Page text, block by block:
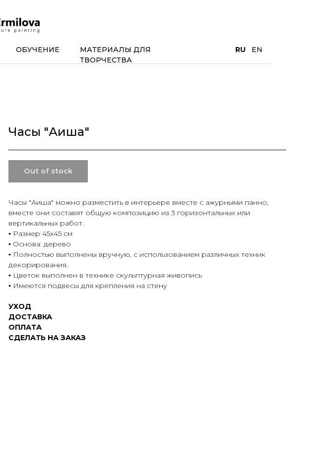
RU EN
ОБУЧЕНИЕ
МАТЕРИАЛЫ ДЛЯ
ТВОРЧЕСТВА
Часы "Аиша"
Out of stock
Часы "Аиша" можно разместить в интерьере вместе с ажурными панно,
вместе они составят общую композицию из 3 горизонтальных или
вертикальных работ.
▪️ Размер 45х45 см
▪️ Основа: дерево
▪️ Полностью выполнены вручную, с использованием различных техник
декорирования.
▪️ Цветок выполнен в технике скульптурная живопись
▪️ Имеются подвесы для крепления на стену
УХОД
ДОСТАВКА
ОПЛАТА
СДЕЛАТЬ НА ЗАКАЗ